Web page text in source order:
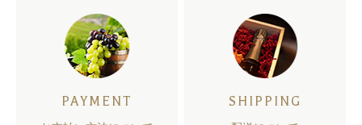
PAYMENT SHIPPING